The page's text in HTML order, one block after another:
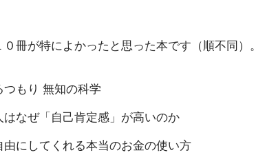
０冊が特によかったと思った本です（順不同）。
つもり 無知の科学
はなぜ「自己肯定感」が高いのか
由にしてくれる本当のお金の使い方